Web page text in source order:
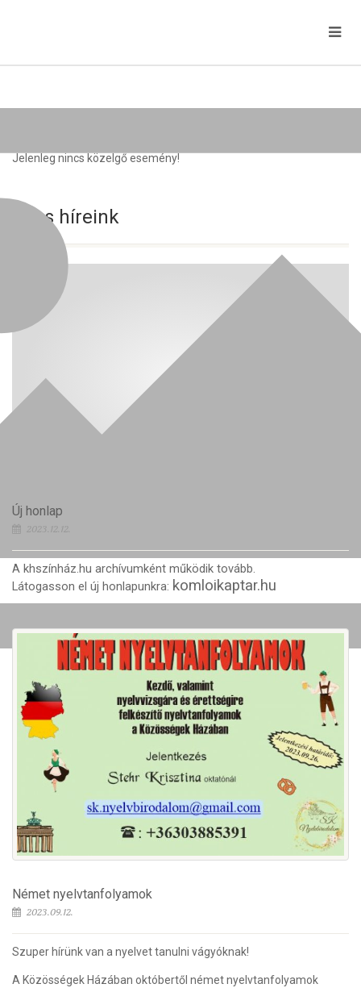
Jelenleg nincs közelgő esemény!
Friss híreink
Új honlap
2023.12.12.
A khszínház.hu archívumként működik tovább.
Látogasson el új honlapunkra: komloikaptar.hu
Német nyelvtanfolyamok
2023.09.12.
Szuper hírünk van a nyelvet tanulni vágyóknak!
A Közösségek Házában októbertől német nyelvtanfolyamok